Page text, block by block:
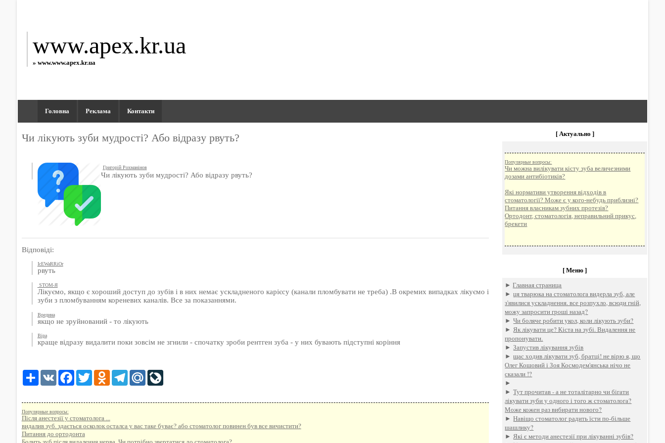
www.apex.kr.ua
» www.www.apex.kr.ua
Головна Реклама Контакти
Чи лікують зуби мудрості? Або відразу рвуть?
Григорій Рохманінов
Чи лікують зуби мудрості? Або відразу рвуть?
Відповіді:
IcEWaRRiOr
рвуть
STOM-Я
Лікуємо, якщо є хороший доступ до зубів і в них немає ускладненого карієсу (канали пломбувати не треба) .В окремих випадках лікуємо і
зуби з пломбуванням кореневих каналів. Все за показаннями.
Вредина
якщо не зруйнований - то лікують
Віра
краще відразу видалити поки зовсім не згнили - спочатку зроби рентген зуба - у них бувають підступні коріння
Share VK Facebook
TwitterOdnoklassniki
TelegramMail.RuLiveJournal
Популярные вопросы:
Після анестезії у стоматолога ...
видалив зуб. здається осколок осталса у вас таке буває? або стоматолог повинен був все вичистити?
Питання до ортодонта
[ Актуально ]
Популярные вопросы:
Чи можна вилікувати кісту зуба величезними
дозами антибіотиків?
Які нормативи утворення відходів в
стоматології? Може є у кого-небудь приблизні?
Питання власникам зубних протезів?
Ортодонт, стоматологія, неправильний прикус,
брекети
[ Меню ]
►Главная страница
►ця тварюка на стоматолога видерла зуб, але
з'явилися ускладнення. все розпухло, всюди гній,
можу запросити гроші назад?
►Чи боляче робити укол, коли лікують зуби?
►Як лікувати це? Кіста на зубі. Видалення не
пропонувати.
►Запустив лікування зубів
►щас ходив лікувати зуб, братці! не вірю я, що
Олег Кошовий і Зоя Космодем'янська нічо не
сказали !?
►
►Тут прочитав - а не тоталітарно чи бігати
лікувати зуби у одного і того ж стоматолога?
Може кожен раз вибирати нового?
►Навіщо стоматолог радить їсти по-більше
шашлику?
►Які є методи анестезії при лікуванні зубів?